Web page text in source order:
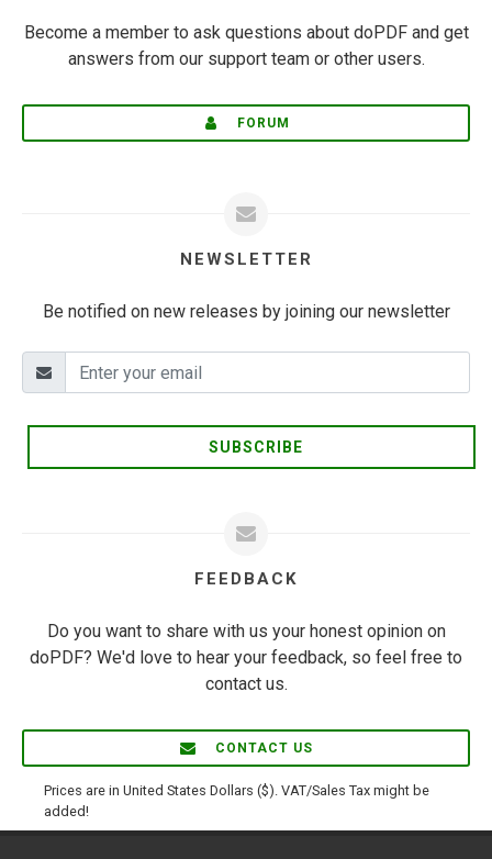
Become a member to ask questions about doPDF and get
answers from our support team or other users.
FORUM
NEWSLETTER
Be notified on new releases by joining our newsletter
SUBSCRIBE
FEEDBACK
Do you want to share with us your honest opinion on
doPDF? We'd love to hear your feedback, so feel free to
contact us.
CONTACT US
Prices are in United States Dollars ($). VAT/Sales Tax might be
added!